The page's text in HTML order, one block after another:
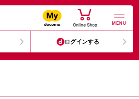
MENU
ログインする